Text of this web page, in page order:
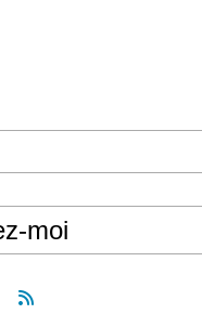
moi